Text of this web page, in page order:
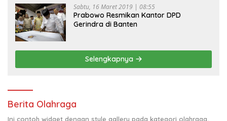
Sabtu, 16 Maret 2019 | 08:55
Prabowo Resmikan Kantor DPD
Gerindra di Banten
Selengkapnya
Berita Olahraga
Ini contoh widget dengan style gallery pada kategori olahraga,